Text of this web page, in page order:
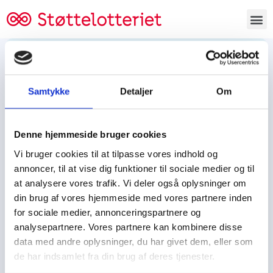
Samtykke Detaljer Om
Denne hjemmeside bruger cookies
Vi bruger cookies til at tilpasse vores indhold og
annoncer, til at vise dig funktioner til sociale medier og til
at analysere vores trafik. Vi deler også oplysninger om
din brug af vores hjemmeside med vores partnere inden
for sociale medier, annonceringspartnere og
analysepartnere. Vores partnere kan kombinere disse
data med andre oplysninger, du har givet dem, eller som
de har indsamlet fra din brug af deres tjenester.
Tjen penge og støt
Tjen penge til:
Spejdere/spejdergruppen/FDF’ere, m.fl.
Kontor
Tjenpengeogstoet.dk
Ejby Industrivej 91
DK – 2600 Glostrup
CVR: 19347508